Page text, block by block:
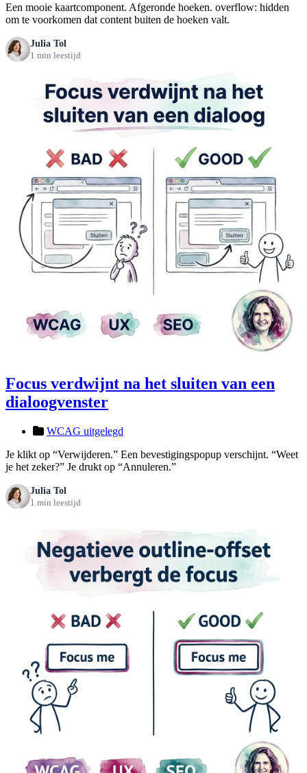
Een mooie kaartcomponent. Afgeronde hoeken. overflow: hidden
om te voorkomen dat content buiten de hoeken valt.
Julia Tol
1 min leestijd
Focus verdwijnt na het sluiten van een
dialoogvenster
WCAG uitgelegd
Je klikt op “Verwijderen.” Een bevestigingspopup verschijnt. “Weet
je het zeker?” Je drukt op “Annuleren.”
Julia Tol
1 min leestijd